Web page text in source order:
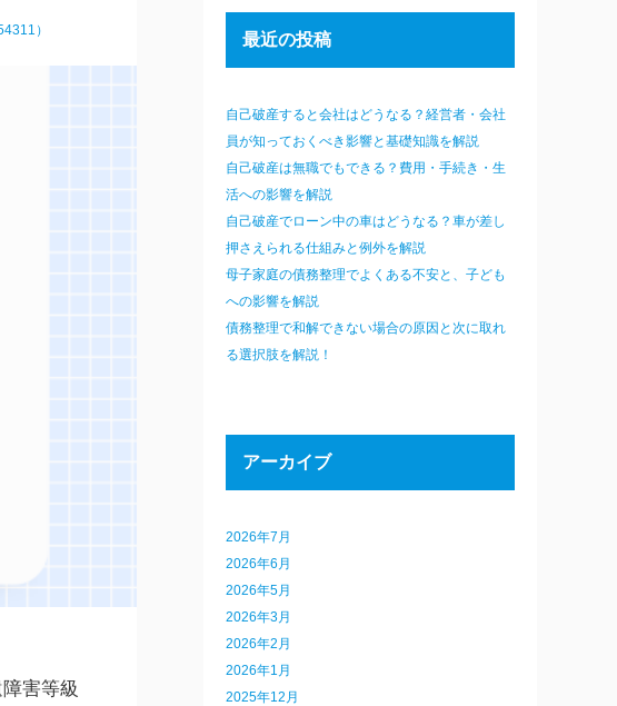
）
害等級
最近の投稿
自己破産すると会社はどうなる？経営者・会社
員が知っておくべき影響と基礎知識を解説
自己破産は無職でもできる？費用・手続き・生
活への影響を解説
自己破産でローン中の車はどうなる？車が差し
押さえられる仕組みと例外を解説
母子家庭の債務整理でよくある不安と、子ども
への影響を解説
債務整理で和解できない場合の原因と次に取れ
る選択肢を解説！
アーカイブ
2026年7月
2026年6月
2026年5月
2026年3月
2026年2月
2026年1月
2025年12月